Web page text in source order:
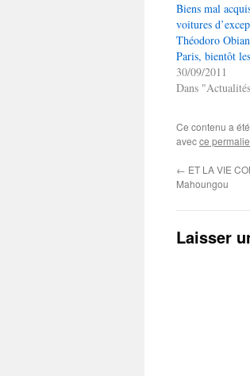
Biens mal
voitures
Théodoro
Paris, bientôt
30/09/2011
Dans
Ce contenu a
avecce
← ET LA VIE
Mahoungou
Laisser